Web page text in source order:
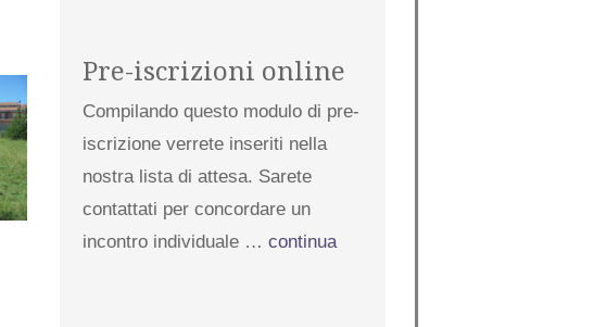
Pre-iscrizioni online
Compilando questo modulo di pre-
iscrizione verrete inseriti nella
nostra lista di attesa. Sarete
contattati per concordare un
incontro individuale … continua